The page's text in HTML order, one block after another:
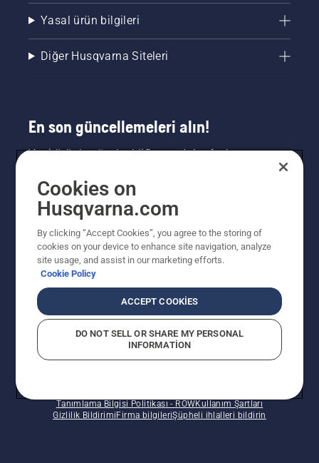
Yasal ürün bilgileri
Diğer Husqvarna Siteleri
En son güncellemeleri alın!
Yeni ürünler, özel teklifler ve daha fazlası
buradan kaydolun.
Tanımlama Bilgisi Politikası - ROWKullanım Şartları
Gizlilik BildirimiFirma bilgileriŞüpheli ihlalleri bildirin
Cookies on
Husqvarna.com
By clicking “Accept Cookies”, you agree to the storing of
cookies on your device to enhance site navigation, analyze
site usage, and assist in our marketing efforts.
Cookie Policy
ACCEPT COOKIES
DO NOT SELL OR SHARE MY PERSONAL
INFORMATION